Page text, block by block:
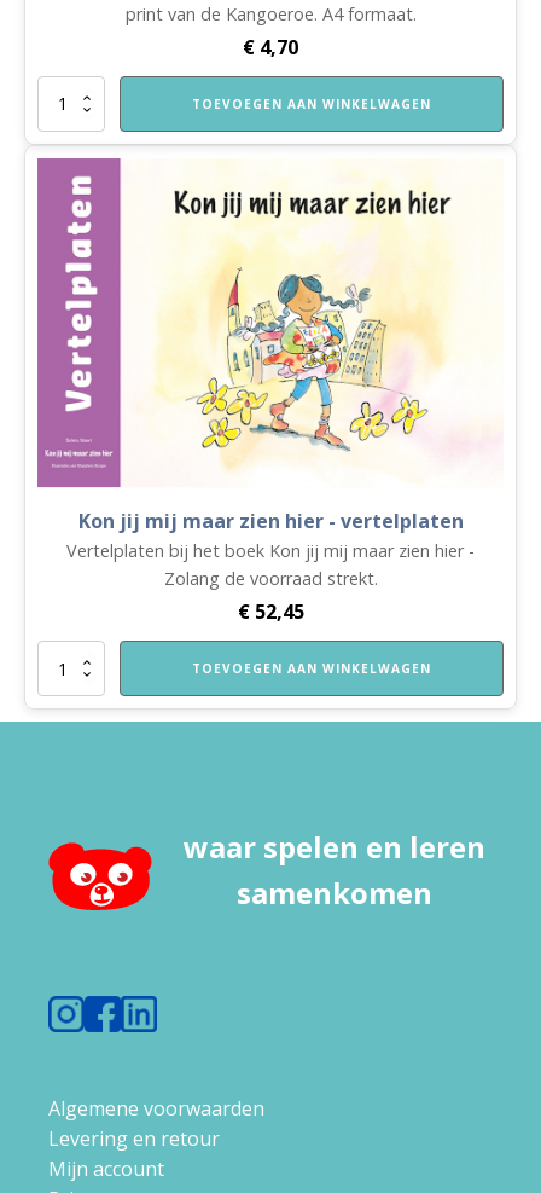
print van de Kangoeroe. A4 formaat.
€ 4,70
Katoenentas
Leren
aantal
TOEVOEGEN AAN WINKELWAGEN
Kon jij mij maar zien hier - vertelplaten
Vertelplaten bij het boek Kon jij mij maar zien hier -
Zolang de voorraad strekt.
€52,45
Kon
mij
aantal
TOEVOEGEN AAN WINKELWAGEN
waar spelen en leren
samenkomen
Algemene voorwaarden
Levering en retour
Mijn account